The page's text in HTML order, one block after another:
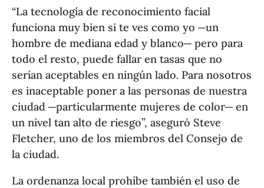
“La tecnología de reconocimiento facial
funciona muy bien si te ves como yo ─un
hombre de mediana edad y blanco─ pero para
todo el resto, puede fallar en tasas que no
serían aceptables en ningún lado. Para nosotros
es inaceptable poner a las personas de nuestra
ciudad ─particularmente mujeres de color─ en
un nivel tan alto de riesgo”, aseguró Steve
Fletcher, uno de los miembros del Consejo de
la ciudad.
La ordenanza local prohíbe también el uso de